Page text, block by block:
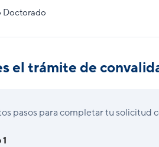
Doctorado
el trámite de
pasos para completar tu solicitud